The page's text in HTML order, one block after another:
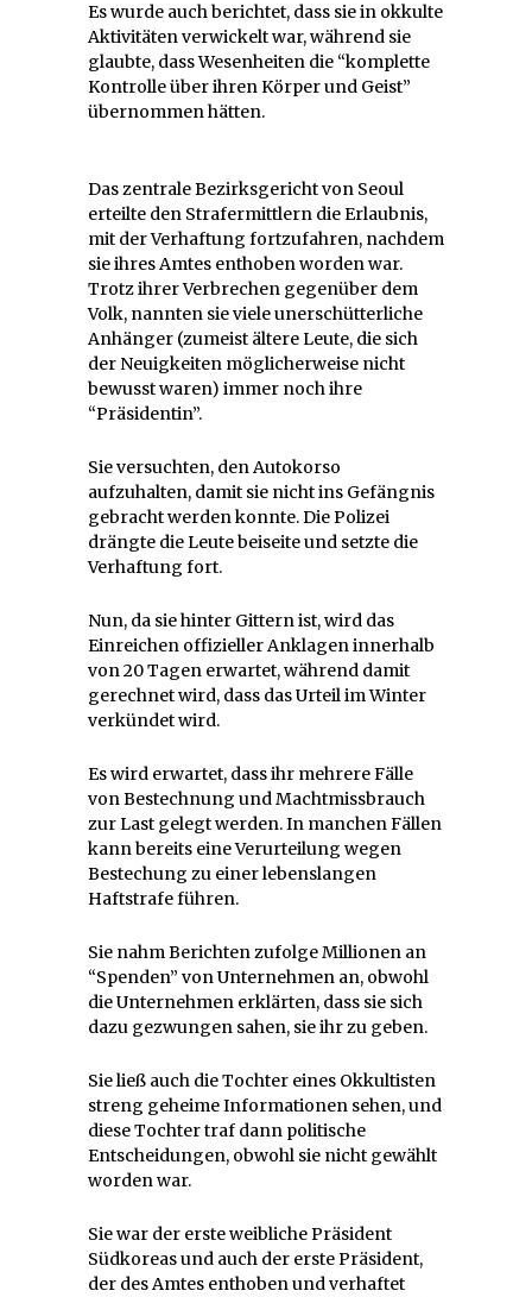
Es wurde auch berichtet, dass sie in okkulte
Aktivitäten verwickelt war, während sie
glaubte, dass Wesenheiten die “komplette
Kontrolle über ihren Körper und Geist”
übernommen hätten.
Das zentrale Bezirksgericht von Seoul
erteilte den Strafermittlern die Erlaubnis,
mit der Verhaftung fortzufahren, nachdem
sie ihres Amtes enthoben worden war.
Trotz ihrer Verbrechen gegenüber dem
Volk, nannten sie viele unerschütterliche
Anhänger (zumeist ältere Leute, die sich
der Neuigkeiten möglicherweise nicht
bewusst waren) immer noch ihre
“Präsidentin”.
Sie versuchten, den Autokorso
aufzuhalten, damit sie nicht ins Gefängnis
gebracht werden konnte. Die Polizei
drängte die Leute beiseite und setzte die
Verhaftung fort.
Nun, da sie hinter Gittern ist, wird das
Einreichen offizieller Anklagen innerhalb
von 20 Tagen erwartet, während damit
gerechnet wird, dass das Urteil im Winter
verkündet wird.
Es wird erwartet, dass ihr mehrere Fälle
von Bestechnung und Machtmissbrauch
zur Last gelegt werden. In manchen Fällen
kann bereits eine Verurteilung wegen
Bestechung zu einer lebenslangen
Haftstrafe führen.
Sie nahm Berichten zufolge Millionen an
“Spenden” von Unternehmen an, obwohl
die Unternehmen erklärten, dass sie sich
dazu gezwungen sahen, sie ihr zu geben.
Sie ließ auch die Tochter eines Okkultisten
streng geheime Informationen sehen, und
diese Tochter traf dann politische
Entscheidungen, obwohl sie nicht gewählt
worden war.
Sie war der erste weibliche Präsident
Südkoreas und auch der erste Präsident,
der des Amtes enthoben und verhaftet